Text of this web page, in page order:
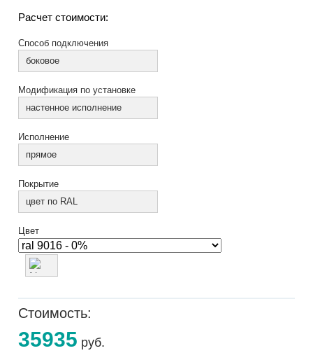
Расчет стоимости:
Способ подключения
боковое
Модификация по установке
настенное исполнение
Исполнение
прямое
Покрытие
цвет по RAL
Цвет
Стоимость:
35935 руб.